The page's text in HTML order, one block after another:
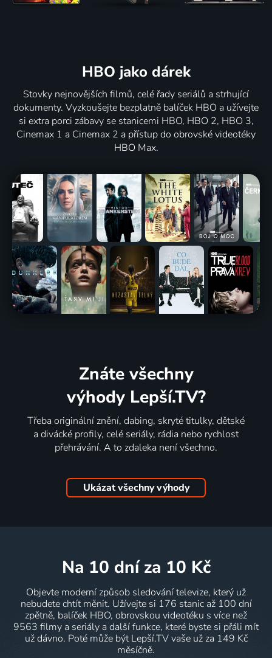
HBO jako dárek
Stovky nejnovějších filmů, celé řady seriálů a strhující
dokumenty. Vyzkoušejte bezplatně balíček HBO a užívejte
si extra porci zábavy se stanicemi HBO, HBO 2, HBO 3,
Cinemax 1 a Cinemax 2 a přístup do obrovské videotéky
HBO Max.
Znáte všechny
výhody Lepší.TV?
Třeba originální znění, dabing, skryté titulky, dětské
a divácké profily, celé seriály, rádia nebo rychlost
přehrávání. A to zdaleka není všechno.
Ukázat všechny výhody
na 10 dní za 10 Kč
Objevte moderní způsob sledování televize, který už
nebudete chtít měnit. Užívejte si 176 stanic až 100 dní
zpětně, balíček HBO, obrovskou videotéku s více než
9563 filmy a seriály a další funkce, které byste si přáli mít
už dávno. Poté může být Lepší.TV vaše už za 149 Kč
měsíčně.